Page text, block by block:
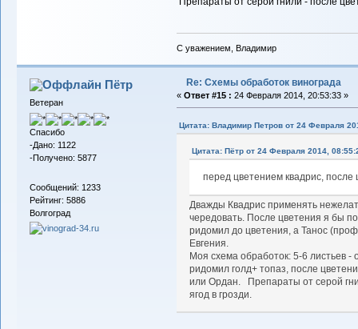
С уважением, Владимир
Пётр
Ветеран
Спасибо
-Дано: 1122
-Получено: 5877
Сообщений: 1233
Рейтинг: 5886
Волгоград
Re: Схемы обработок винограда
« Ответ #15 : 24 Февраля 2014, 20:53:33 »
Цитата: Владимир Петров от 24 Февраля
Цитата: Пётр от 24 Февраля 2014,
перед цветением квадрис, после
Дважды Квадрис применять
чередовать. После цветения я бы
ридомил до цветения, а Танос
Евгения.
Моя схема обработок: 5-6 листьев -
ридомил голд+ топаз, после
или Ордан. Препараты от серой
ягод в грозди.